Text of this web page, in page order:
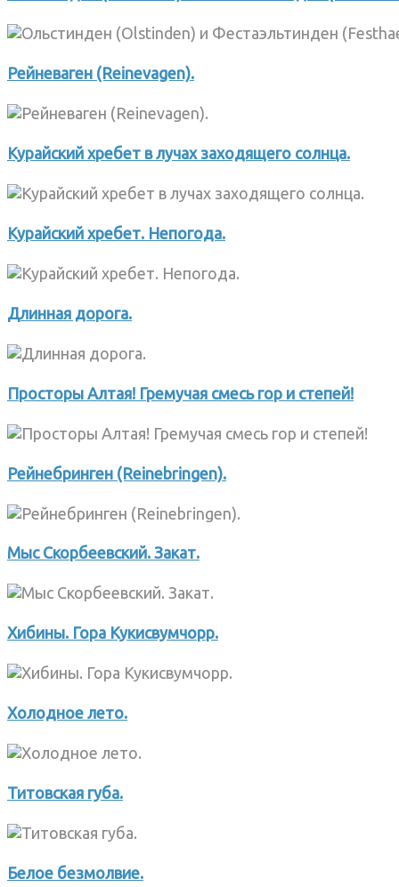
Рейневаген (Reinevagen).
Курайский хребет в лучах заходящего солнца.
Курайский хребет. Непогода.
Длинная дорога.
Просторы Алтая! Гремучая смесь гор и степей!
Рейнебринген (Reinebringen).
Мыс Скорбеевский. Закат.
Хибины. Гора Кукисвумчорр.
Холодное лето.
Титовская губа.
Белое безмолвие.